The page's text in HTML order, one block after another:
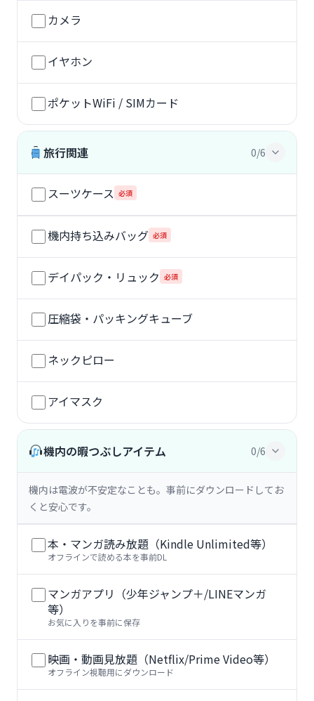
カメラ
イヤホン
ポケットWiFi / SIMカード
旅行関連 0/6
スーツケース 必須
機内持ち込みバッグ 必須
デイパック・リュック 必須
圧縮袋・パッキングキューブ
ネックピロー
アイマスク
機内の暇つぶしアイテム 0/6
機内は電波が不安定なことも。事前にダウンロードしてお
くと安心です。
本・マンガ読み放題（Kindle Unlimited等）
オフラインで読める本を事前DL
マンガアプリ（少年ジャンプ＋/LINEマンガ
等）
お気に入りを事前に保存
映画・動画見放題（Netflix/Prime Video等）
オフライン視聴用にダウンロード